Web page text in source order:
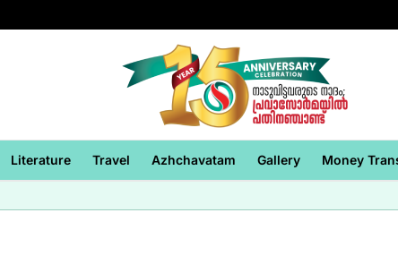
Literature Travel Azhchavatam Gallery Money